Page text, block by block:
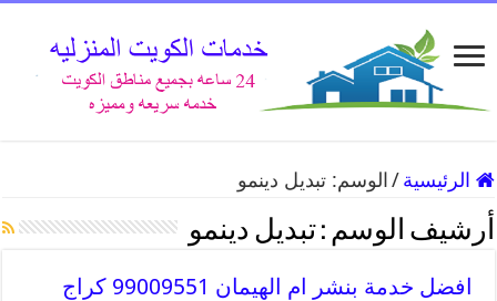
الرئيسية / الوسم:تبديل دينمو
أرشيف الوسم :تبديل دينمو
افضل خدمة بنشر ام الهيمان 99009551 كراج